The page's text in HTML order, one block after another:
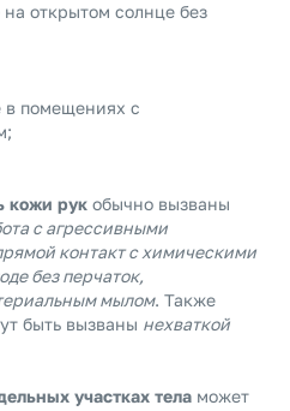
открытом солнце без
в помещениях с
кожи рук обычно вызваны
с агрессивными
контакт с химическими
без перчаток,
мылом. Также
быть вызваны нехваткой
участках тела может